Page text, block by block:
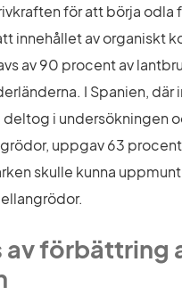
för att börja odla
innehållet av organiskt
av 90 procent av
I Spanien, där
deltog i undersökningen
uppgav 63
skulle kunna
av förbättring